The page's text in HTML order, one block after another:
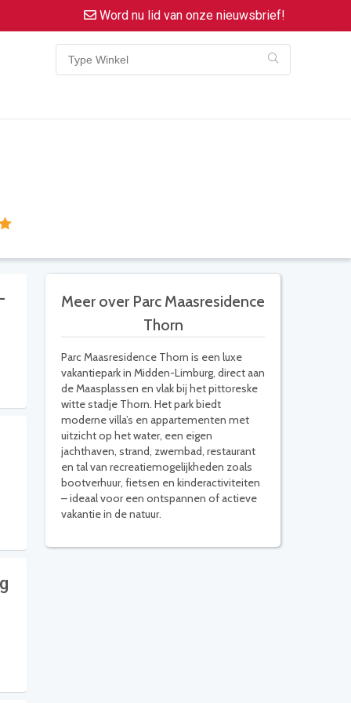
Word nu lid van onze nieuwsbrief!
Meer over Parc Maasresidence
Thorn
Parc Maasresidence Thorn is een luxe
vakantiepark in Midden-Limburg, direct aan
de Maasplassen en vlak bij het pittoreske
witte stadje Thorn. Het park biedt
moderne villa’s en appartementen met
uitzicht op het water, een eigen
jachthaven, strand, zwembad, restaurant
en tal van recreatiemogelijkheden zoals
bootverhuur, fietsen en kinderactiviteiten
– ideaal voor een ontspannen of actieve
vakantie in de natuur.